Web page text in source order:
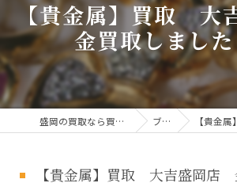
【貴金属】買取
金買取しまし
盛岡の買取なら買取大吉 盛岡店 ブログ 【貴金属】買
【貴金属】買取 大吉盛岡店